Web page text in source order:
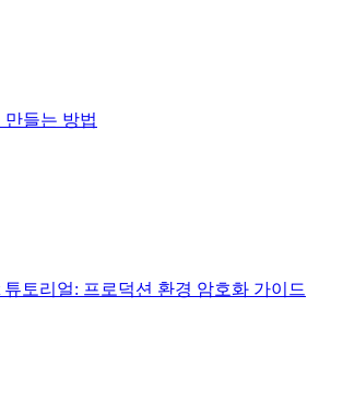
만들는 방법
튜토리얼: 프로덕션 환경 암호화 가이드